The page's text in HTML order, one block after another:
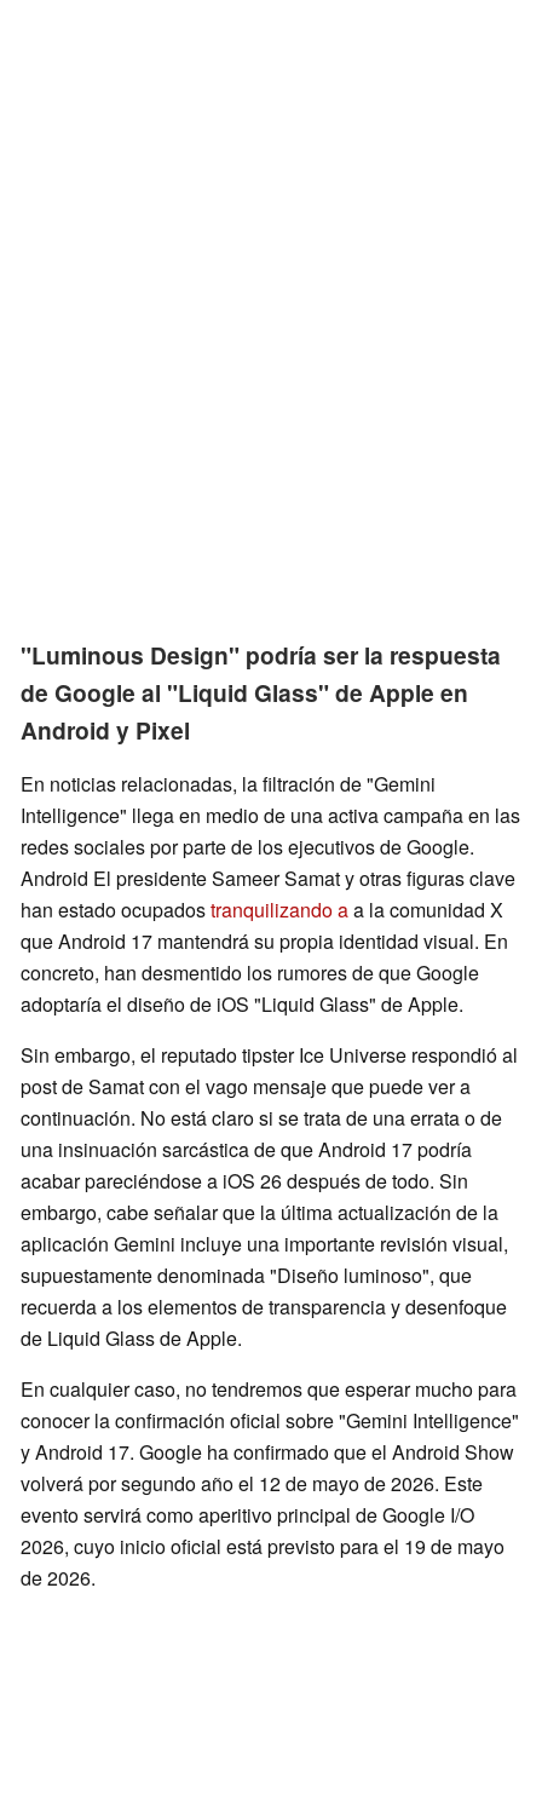
"Luminous Design" podría ser la respuesta
de Google al "Liquid Glass" de Apple en
Android y Pixel
En noticias relacionadas, la filtración de "Gemini
Intelligence" llega en medio de una activa campaña en las
redes sociales por parte de los ejecutivos de Google.
Android El presidente Sameer Samat y otras figuras clave
han estado ocupadostranquilizando aa la comunidad X
que Android 17 mantendrá su propia identidad visual. En
concreto, han desmentido los rumores de que Google
adoptaría el diseño de iOS "Liquid Glass" de Apple.
Sin embargo, el reputado tipster Ice Universe respondió al
post de Samat con el vago mensaje que puede ver a
continuación. No está claro si se trata de una errata o de
una insinuación sarcástica de que Android 17 podría
acabar pareciéndose a iOS 26 después de todo. Sin
embargo, cabe señalar que la última actualización de la
aplicación Gemini incluye una importante revisión visual,
supuestamente denominada "Diseño luminoso", que
recuerda a los elementos de transparencia y desenfoque
de Liquid Glass de Apple.
En cualquier caso, no tendremos que esperar mucho para
conocer la confirmación oficial sobre "Gemini Intelligence"
y Android 17. Google ha confirmado que el Android Show
volverá por segundo año el 12 de mayo de 2026. Este
evento servirá como aperitivo principal de Google I/O
2026, cuyo inicio oficial está previsto para el 19 de mayo
de 2026.